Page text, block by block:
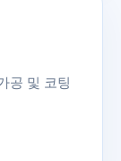
공 및 코팅